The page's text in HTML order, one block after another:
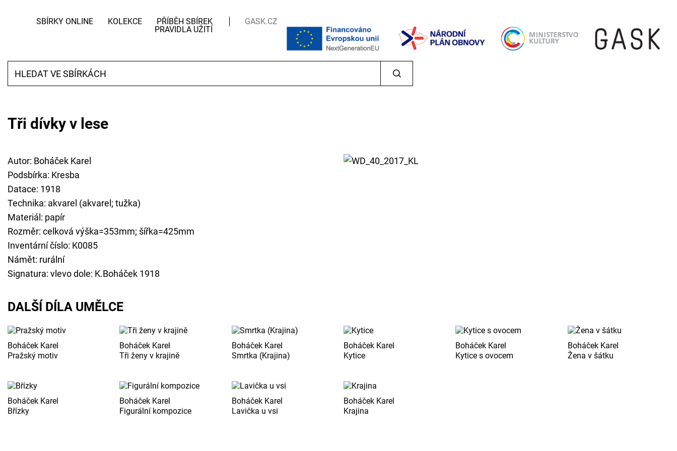
SBÍRKY ONLINE KOLEKCE
PŘÍBĚH SBÍREK
PRAVIDLA UŽITÍ
GASK.CZ
Tři dívky v lese
Autor: Boháček Karel
Podsbírka: Kresba
Datace: 1918
Technika: akvarel (akvarel; tužka)
Materiál: papír
Rozměr: celková výška=353mm; šířka=425mm
Inventární číslo: K0085
Námět: rurální
Signatura: vlevo dole: K.Boháček 1918
DALŠÍ DÍLA UMĚLCE
Boháček Karel
Pražský motiv
Boháček Karel
Tři ženy v krajině
Boháček Karel
Smrtka (Krajina)
Boháček Karel
Kytice
Boháček Karel
Kytice s ovocem
Boháček Karel
Žena v šátku
Boháček Karel
Břízky
Boháček Karel
Figurální kompozice
Boháček Karel
Lavička u vsi
Boháček Karel
Krajina